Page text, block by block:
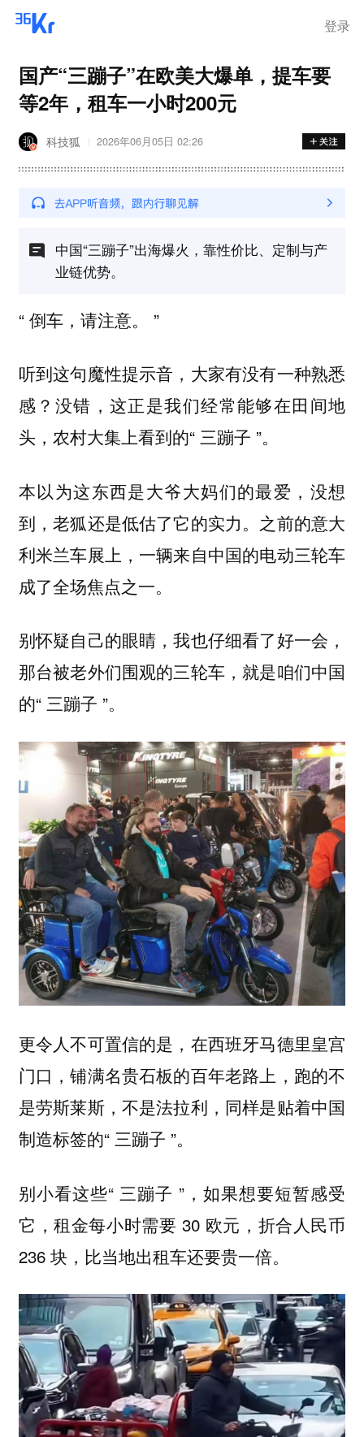
登录
国产“三蹦子”在欧美大爆单，提车要
等2年，租车一小时200元
科技狐 2026年06月05日 02:26
中国“三蹦子”出海爆火，靠性价比、定制与产
业链优势。
“ 倒车，请注意。 ”
听到这句魔性提示音，大家有没有一种熟悉
感？没错，这正是我们经常能够在田间地
头，农村大集上看到的“ 三蹦子 ”。
本以为这东西是大爷大妈们的最爱，没想
到，老狐还是低估了它的实力。之前的意大
利米兰车展上，一辆来自中国的电动三轮车
成了全场焦点之一。
别怀疑自己的眼睛，我也仔细看了好一会，
那台被老外们围观的三轮车，就是咱们中国
的“ 三蹦子 ”。
更令人不可置信的是，在西班牙马德里皇宫
门口，铺满名贵石板的百年老路上，跑的不
是劳斯莱斯，不是法拉利，同样是贴着中国
制造标签的“ 三蹦子 ”。
别小看这些“ 三蹦子 ”，如果想要短暂感受
它，租金每小时需要 30 欧元，折合人民币
236 块，比当地出租车还要贵一倍。